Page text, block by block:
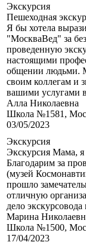
Экскурсия
Пешеходная
Я бы хотела
"МоскваВед" за
проведенную
настоящими
общении людьми.
своим коллегам и
вашими услугами
Алла Николаевна
Школа №1581,
03/05/2023
Экскурсия
Экскурсия Мама, я
Благодарим за
(музей
прошло
отличную
дело
Марина
Школа №1500,
17/04/2023